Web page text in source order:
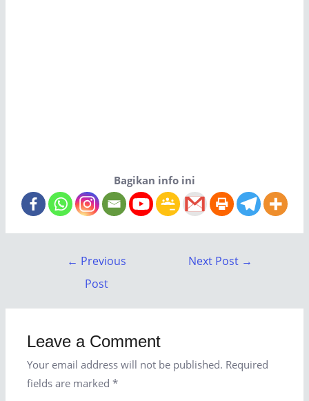
Bagikan info ini
← Previous
Post
Next Post →
Leave a Comment
Your email address will not be published. Required
fields are marked*